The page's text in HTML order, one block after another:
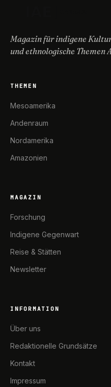
Magazin für indigene
und ethnologische Themen
THEMEN
Mesoamerika
Andenraum
Nordamerika
Amazonien
MAGAZIN
Forschung
Indigene Gegenwart
Reise & Stätten
Newsletter
INFORMATION
Über uns
Redaktionelle Grundsätze
Kontakt
Impressum